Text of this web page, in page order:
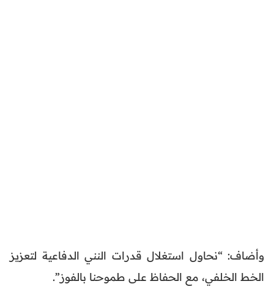
وأضاف: “نحاول استغلال قدرات النني الدفاعية لتعزيز
الخط الخلفي، مع الحفاظ على طموحنا بالفوز”.